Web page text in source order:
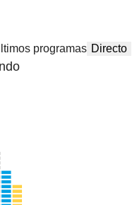
programas Directo